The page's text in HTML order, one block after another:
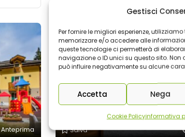
Gestisci
Per fornire le migliori esperienze,
memorizzare e/o accedere alle
queste tecnologie ci permetterà di
navigazione o ID unici su questo sito.
può influire negativamente su alcune
Accetta Nega
Cookie Policyinformativa
Anteprima Salva